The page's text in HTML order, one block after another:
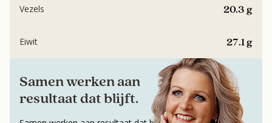
20.3 g
Vezels
27.1 g
Eiwit
Samen werken aan
resultaat dat blijft.